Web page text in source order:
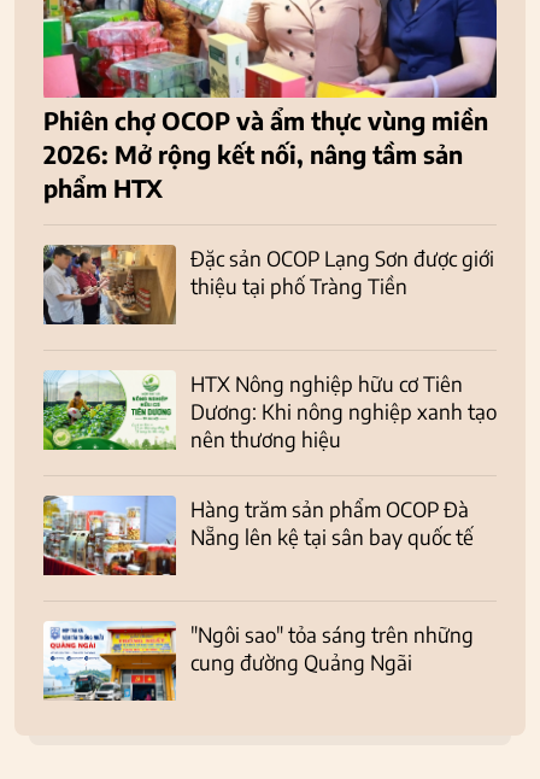
Phiên chợ OCOP và ẩm thực vùng miền
2026: Mở rộng kết nối, nâng tầm sản
phẩm HTX
Đặc sản OCOP Lạng Sơn được giới
thiệu tại phố Tràng Tiền
HTX Nông nghiệp hữu cơ Tiên
Dương: Khi nông nghiệp xanh tạo
nên thương hiệu
Hàng trăm sản phẩm OCOP Đà
Nẵng lên kệ tại sân bay quốc tế
"Ngôi sao" tỏa sáng trên những
cung đường Quảng Ngãi